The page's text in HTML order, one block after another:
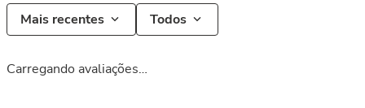
Mais recentes Todos
Carregando avaliações…